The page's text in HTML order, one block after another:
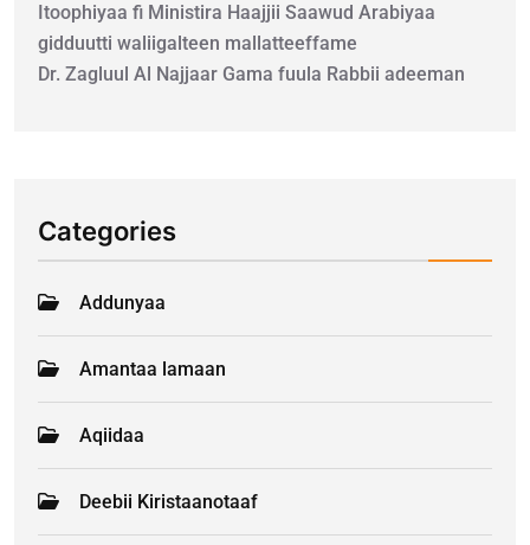
Itoophiyaa fi Ministira Haajjii Saawud Arabiyaa
gidduutti waliigalteen mallatteeffame
Dr. Zagluul Al Najjaar Gama fuula Rabbii adeeman
Categories
Addunyaa
Amantaa lamaan
Aqiidaa
Deebii Kiristaanotaaf